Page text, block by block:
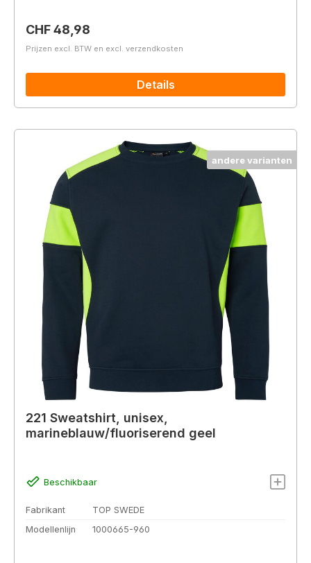
Normale prijs:
CHF 48,98
Prijzen excl. BTW en excl. verzendkosten
Details
andere varianten
221 Sweatshirt, unisex,
marineblauw/fluoriserend geel
Beschikbaar
Fabrikant
TOP SWEDE
Modellenlijn
1000665-960